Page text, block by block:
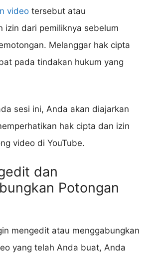
video tersebut atau
izin dari pemiliknya sebelum
Melanggar hak cipta
pada tindakan hukum yang
sesi ini, Anda akan diajarkan
hak cipta dan izin
video di YouTube.
dan
Potongan
mengedit atau menggabungkan
yang telah Anda buat, Anda